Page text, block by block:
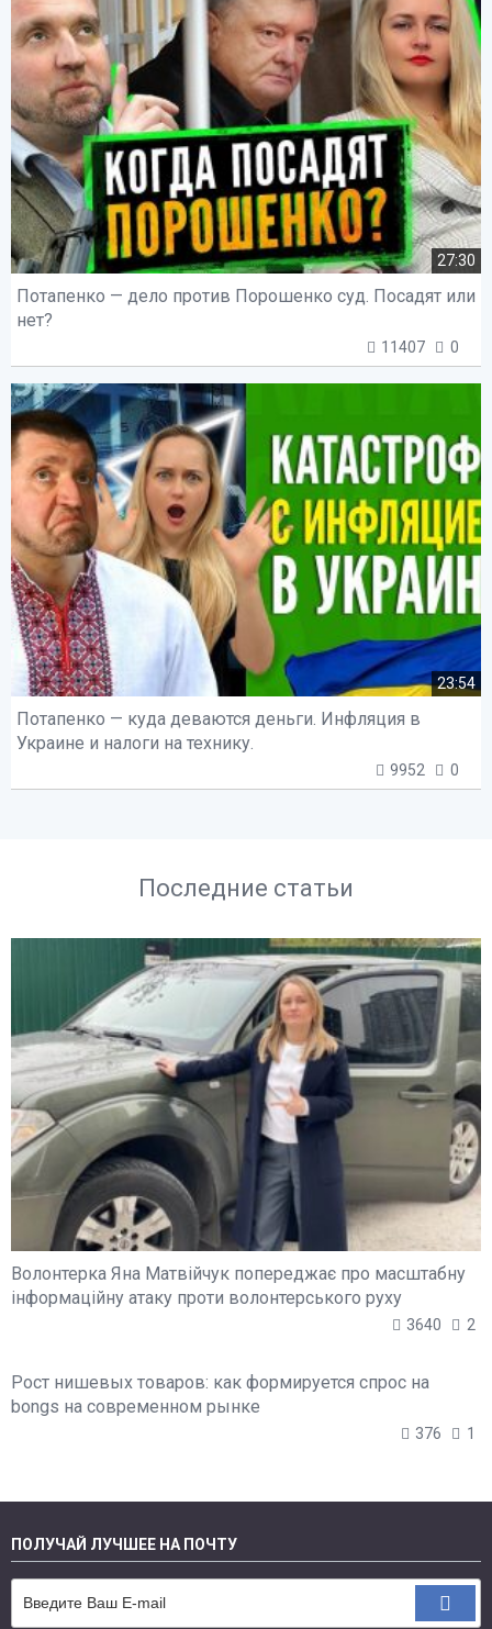
27:30
Потапенко — дело против Порошенко суд. Посадят или
нет?
11407 0
23:54
Потапенко — куда деваются деньги. Инфляция в
Украине и налоги на технику.
9952 0
Последние статьи
Волонтерка Яна Матвійчук попереджає про масштабну
інформаційну атаку проти волонтерського руху
3640 2
Рост нишевых товаров: как формируется спрос на
bongs на современном рынке
376 1
ПОЛУЧАЙ ЛУЧШЕЕ НА ПОЧТУ